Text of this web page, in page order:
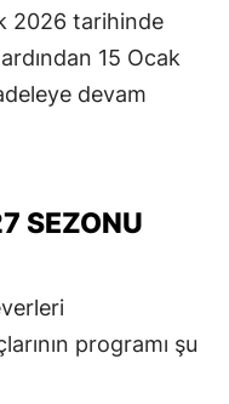
2026 tarihinde
15 Ocak
devam
SEZONU
programı şu